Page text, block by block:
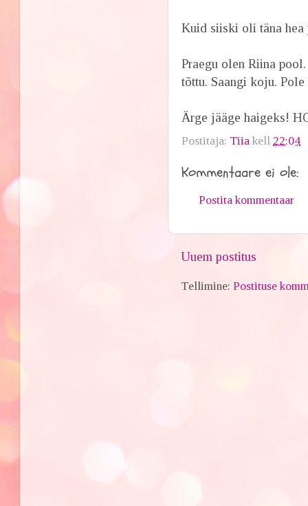
Kuid siiski oli täna hea
Praegu olen Riina
tõttu. Saangi koju.
Ärge jääge haigeks!
Postitaja: Tiia kell 22:04
Kommentaare ei ole:
Postita kommentaar
Uuem postitus
Tellimine:Postituse